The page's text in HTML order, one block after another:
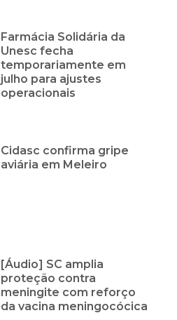
Farmácia Solidária da
Unesc fecha
temporariamente em
julho para ajustes
operacionais
Cidasc confirma gripe
aviária em Meleiro
[Áudio] SC amplia
proteção contra
meningite com reforço
da vacina meningocócica